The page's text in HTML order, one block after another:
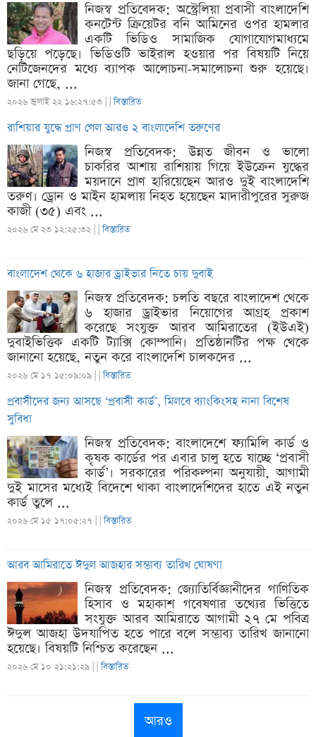
নিজস্ব প্রতিবেদক: অস্ট্রেলিয়া প্রবাসী বাংলাদেশি
কনটেন্ট ক্রিয়েটর বনি আমিনের ওপর হামলার
একটি ভিডিও সামাজিক যোগাযোগমাধ্যমে
ছড়িয়ে পড়েছে। ভিডিওটি ভাইরাল হওয়ার পর বিষয়টি নিয়ে
নেটিজেনদের মধ্যে ব্যাপক আলোচনা-সমালোচনা শুরু হয়েছে।
জানা গেছে, ...
২০২৬ জুলাই ২২ ১৬:২৭:৫৩ | |বিস্তারিত
রাশিয়ার যুদ্ধে প্রাণ গেল আরও ২ বাংলাদেশি তরুণের
নিজস্ব প্রতিবেদক: উন্নত জীবন ও ভালো
চাকরির আশায় রাশিয়ায় গিয়ে ইউক্রেন যুদ্ধের
ময়দানে প্রাণ হারিয়েছেন আরও দুই বাংলাদেশি
তরুণ। ড্রোন ও মাইন হামলায় নিহত হয়েছেন মাদারীপুরের সুরুজ
কাজী (৩৫) এবং ...
২০২৬ মে ২৩ ১২:২৫:৩২ | |বিস্তারিত
বাংলাদেশ থেকে ৬ হাজার ড্রাইভার নিতে চায় দুবাই
নিজস্ব প্রতিবেদক: চলতি বছরে বাংলাদেশ থেকে
৬ হাজার ড্রাইভার নিয়োগের আগ্রহ প্রকাশ
করেছে সংযুক্ত আরব আমিরাতের (ইউএই)
দুবাইভিত্তিক একটি ট্যাক্সি কোম্পানি। প্রতিষ্ঠানটির পক্ষ থেকে
জানানো হয়েছে, নতুন করে বাংলাদেশি চালকদের ...
২০২৬ মে ১৭ ১৫:০৯:০৯ | |বিস্তারিত
প্রবাসীদের জন্য আসছে ‘প্রবাসী কার্ড’, মিলবে ব্যাংকিংসহ নানা বিশেষ
সুবিধা
নিজস্ব প্রতিবেদক: বাংলাদেশে ফ্যামিলি কার্ড ও
কৃষক কার্ডের পর এবার চালু হতে যাচ্ছে ‘প্রবাসী
কার্ড’। সরকারের পরিকল্পনা অনুযায়ী, আগামী
দুই মাসের মধ্যেই বিদেশে থাকা বাংলাদেশিদের হাতে এই নতুন
কার্ড তুলে ...
২০২৬ মে ১৫ ১৭:০৫:২৭ | |বিস্তারিত
আরব আমিরাতে ঈদুল আজহার সম্ভাব্য তারিখ ঘোষণা
নিজস্ব প্রতিবেদক: জ্যোতির্বিজ্ঞানীদের গাণিতিক
হিসাব ও মহাকাশ গবেষণার তথ্যের ভিত্তিতে
সংযুক্ত আরব আমিরাতে আগামী ২৭ মে পবিত্র
ঈদুল আজহা উদযাপিত হতে পারে বলে সম্ভাব্য তারিখ জানানো
হয়েছে। বিষয়টি নিশ্চিত করেছেন ...
২০২৬ মে ১০ ২১:২১:২৯ | |বিস্তারিত
আরও